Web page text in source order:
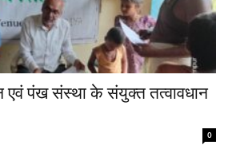
पंख संस्था के संयुक्त तत्वावधान
0